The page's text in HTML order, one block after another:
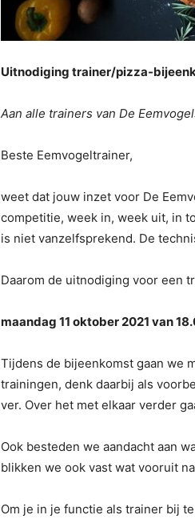
Uitnodiging trainer/pizza-
Aan alle trainers van De
Beste Eemvogeltrainer,
weet dat jouw inzet voor De
competitie, week in, week uit, in
is niet vanzelfsprekend. De
Daarom de uitnodiging voor een
maandag 11 oktober 2021 van
Tijdens de bijeenkomst gaan we
trainingen, denk daarbij als
ver. Over het met elkaar verder
Ook besteden we aandacht aan
blikken we ook vast wat vooruit
Om je in je functie als trainer bij